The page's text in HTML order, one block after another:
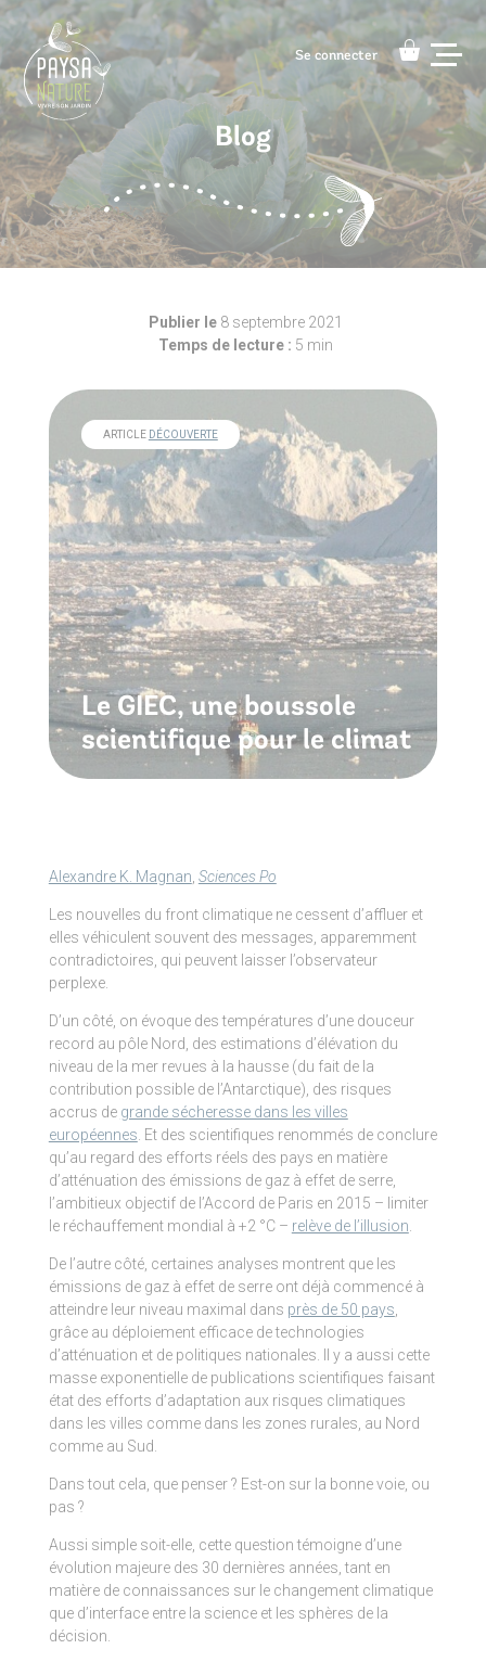
Se connecter
Architecte paysagiste
Accompagnement à domicile
Nos conseils
Contact
Se connecter
Blog
Publier le 8 septembre 2021
Temps de lecture : 5 min
ARTICLE DÉCOUVERTE
Le GIEC, une boussole
scientifique pour le climat
Alexandre K. Magnan Sciences Po
Les nouvelles du front climatique ne cessent d’affluer et
elles véhiculent souvent des messages, apparemment
contradictoires, qui peuvent laisser l’observateur
perplexe.
D’un côté, on évoque des températures d’une douceur
record au pôle Nord, des estimations d’élévation du
niveau de la mer revues à la hausse (du fait de la
contribution possible de l’Antarctique), des risques
accrus de grande sécheresse dans les villes
européennes . Et des scientifiques renommés de conclure
qu’au regard des efforts réels des pays en matière
d’atténuation des émissions de gaz à effet de serre,
l’ambitieux objectif de l’Accord de Paris en 2015 – limiter
le réchauffement mondial à +2 °C – relève de l’illusion
De l’autre côté, certaines analyses montrent que les
émissions de gaz à effet de serre ont déjà commencé à
atteindre leur niveau maximal dans près de 50 pays
grâce au déploiement efficace de technologies
d’atténuation et de politiques nationales. Il y a aussi cette
masse exponentielle de publications scientifiques faisant
état des efforts d’adaptation aux risques climatiques
dans les villes comme dans les zones rurales, au Nord
comme au Sud.
Dans tout cela, que penser ? Est-on sur la bonne voie, ou
pas ?
Aussi simple soit-elle, cette question témoigne d’une
évolution majeure des 30 dernières années, tant en
matière de connaissances sur le changement climatique
que d’interface entre la science et les sphères de la
décision.